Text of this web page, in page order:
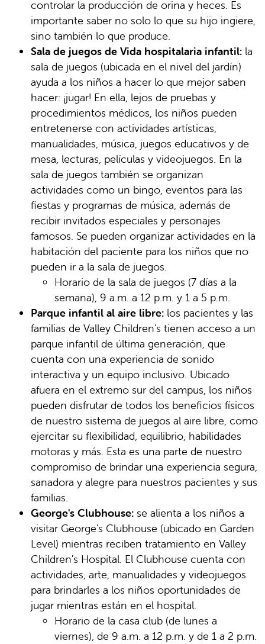
controlar la producción de orina y heces. Es
importante saber no solo lo que su hijo ingiere,
sino también lo que produce.
Sala de juegos de Vida hospitalaria infantil: la
sala de juegos (ubicada en el nivel del jardín)
ayuda a los niños a hacer lo que mejor saben
hacer: ¡jugar! En ella, lejos de pruebas y
procedimientos médicos, los niños pueden
entretenerse con actividades artísticas,
manualidades, música, juegos educativos y de
mesa, lecturas, películas y videojuegos. En la
sala de juegos también se organizan
actividades como un bingo, eventos para las
fiestas y programas de música, además de
recibir invitados especiales y personajes
famosos. Se pueden organizar actividades en la
habitación del paciente para los niños que no
pueden ir a la sala de juegos.
Horario de la sala de juegos (7 días a la
semana), 9 a.m. a 12 p.m. y 1 a 5 p.m.
Parque infantil al aire libre: los pacientes y las
familias de Valley Children's tienen acceso a un
parque infantil de última generación, que
cuenta con una experiencia de sonido
interactiva y un equipo inclusivo. Ubicado
afuera en el extremo sur del campus, los niños
pueden disfrutar de todos los beneficios físicos
de nuestro sistema de juegos al aire libre, como
ejercitar su flexibilidad, equilibrio, habilidades
motoras y más. Esta es una parte de nuestro
compromiso de brindar una experiencia segura,
sanadora y alegre para nuestros pacientes y sus
familias.
George's Clubhouse: se alienta a los niños a
visitar George's Clubhouse (ubicado en Garden
Level) mientras reciben tratamiento en Valley
Children's Hospital. El Clubhouse cuenta con
actividades, arte, manualidades y videojuegos
para brindarles a los niños oportunidades de
jugar mientras están en el hospital.
Horario de la casa club (de lunes a
viernes), de 9 a.m. a 12 p.m. y de 1 a 2 p.m.